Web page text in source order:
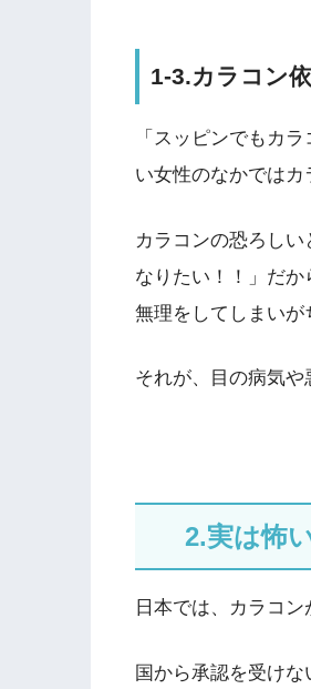
1-3.カラコン
「スッピンでもカ
い女性のなかではカ
カラコンの恐ろし
なりたい！！」だ
無理をしてしまいが
それが、目の病気
2.実は怖
日本では、カラコ
国から承認を受け